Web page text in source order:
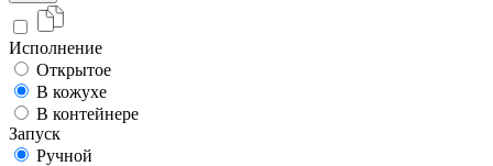
Исполнение
Открытое
В кожухе
В контейнере
Запуск
Ручной